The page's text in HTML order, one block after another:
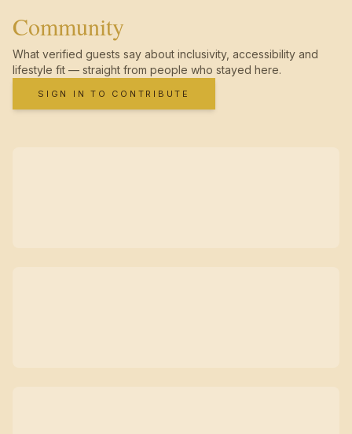
Community
What verified guests say about inclusivity, accessibility and
lifestyle fit — straight from people who stayed here.
SIGN IN TO CONTRIBUTE